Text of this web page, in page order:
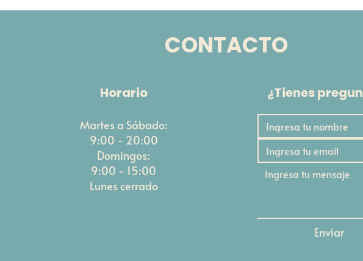
CONTACTO
Horario
Martes a Sábado:
9:00 - 20:00
Domingos:
9:00 - 15:00
Lunes cerrado
¿Tienes
Enviar